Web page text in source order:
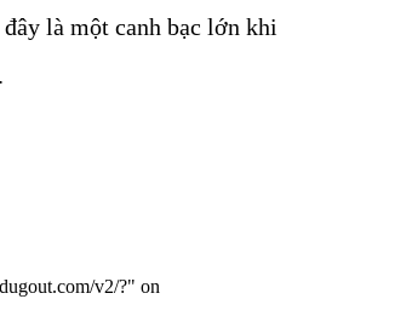
là một canh bạc lớn khi